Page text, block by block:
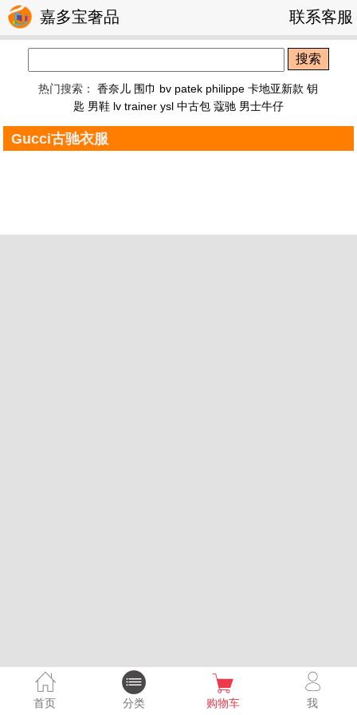
嘉多宝奢品 联系客服
搜索
热门搜索：香奈儿 围巾 bv patek philippe 卡地亚新款 钥
匙 男鞋 lv trainer ysl 中古包 蔻驰 男士牛仔
Gucci古驰衣服
首页 分类 购物车 我